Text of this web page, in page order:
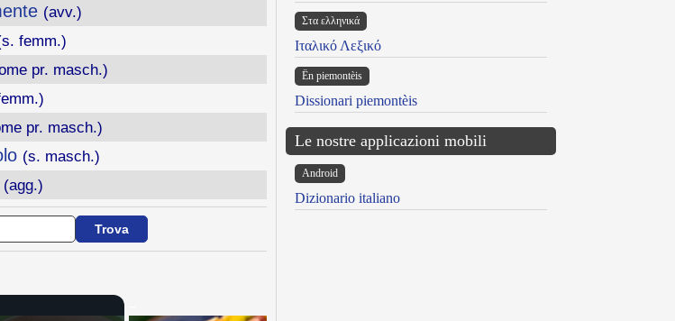
(avv.)
femm.)
pr. masch.)
pr. masch.)
(s. masch.)
(agg.)
Στα ελληνικά
Ιταλικό Λεξικό
Ën piemontèis
Dissionari piemontèis
Le nostre applicazioni mobili
Android
Dizionario italiano